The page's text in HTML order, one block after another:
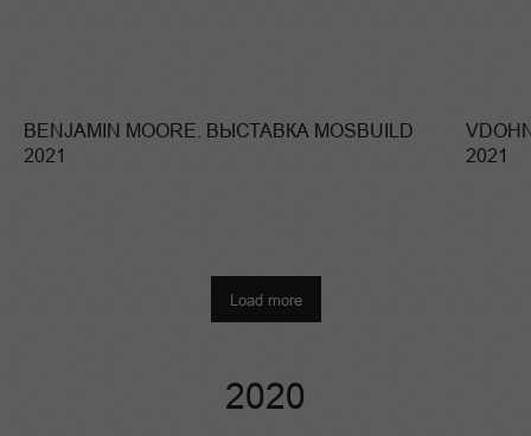
BENJAMIN MOORE. ВЫСТАВКА MOSBUILD
2021
2021
Load more
2020